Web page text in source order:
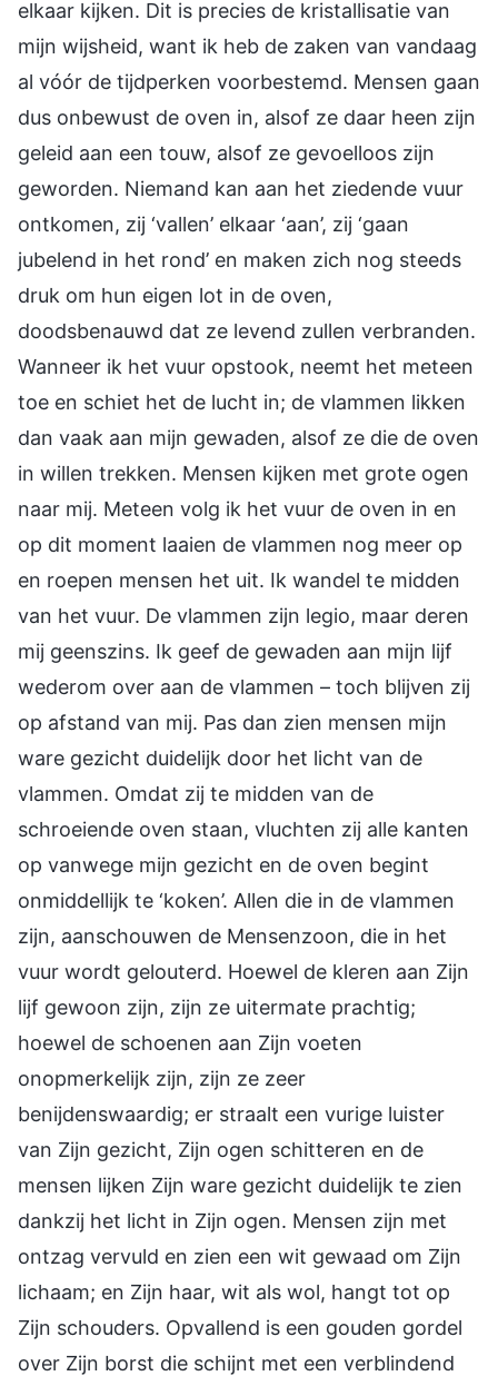
elkaar kijken. Dit is precies de kristallisatie van
mijn wijsheid, want ik heb de zaken van vandaag
al vóór de tijdperken voorbestemd. Mensen gaan
dus onbewust de oven in, alsof ze daar heen zijn
geleid aan een touw, alsof ze gevoelloos zijn
geworden. Niemand kan aan het ziedende vuur
ontkomen, zij ‘vallen’ elkaar ‘aan’, zij ‘gaan
jubelend in het rond’ en maken zich nog steeds
druk om hun eigen lot in de oven,
doodsbenauwd dat ze levend zullen verbranden.
Wanneer ik het vuur opstook, neemt het meteen
toe en schiet het de lucht in; de vlammen likken
dan vaak aan mijn gewaden, alsof ze die de oven
in willen trekken. Mensen kijken met grote ogen
naar mij. Meteen volg ik het vuur de oven in en
op dit moment laaien de vlammen nog meer op
en roepen mensen het uit. Ik wandel te midden
van het vuur. De vlammen zijn legio, maar deren
mij geenszins. Ik geef de gewaden aan mijn lijf
wederom over aan de vlammen – toch blijven zij
op afstand van mij. Pas dan zien mensen mijn
ware gezicht duidelijk door het licht van de
vlammen. Omdat zij te midden van de
schroeiende oven staan, vluchten zij alle kanten
op vanwege mijn gezicht en de oven begint
onmiddellijk te ‘koken’. Allen die in de vlammen
zijn, aanschouwen de Mensenzoon, die in het
vuur wordt gelouterd. Hoewel de kleren aan Zijn
lijf gewoon zijn, zijn ze uitermate prachtig;
hoewel de schoenen aan Zijn voeten
onopmerkelijk zijn, zijn ze zeer
benijdenswaardig; er straalt een vurige luister
van Zijn gezicht, Zijn ogen schitteren en de
mensen lijken Zijn ware gezicht duidelijk te zien
dankzij het licht in Zijn ogen. Mensen zijn met
ontzag vervuld en zien een wit gewaad om Zijn
lichaam; en Zijn haar, wit als wol, hangt tot op
Zijn schouders. Opvallend is een gouden gordel
over Zijn borst die schijnt met een verblindend